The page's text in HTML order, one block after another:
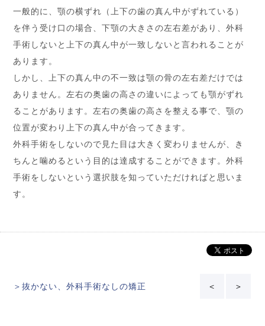
一般的に、顎の横ずれ（上下の歯の真ん中がずれている）
を伴う受け口の場合、下顎の大きさの左右差があり、外科
手術しないと上下の真ん中が一致しないと言われることが
あります。
しかし、上下の真ん中の不一致は顎の骨の左右差だけでは
ありません。左右の奥歯の高さの違いによっても顎がずれ
ることがあります。左右の奥歯の高さを整える事で、顎の
位置が変わり上下の真ん中が合ってきます。
外科手術をしないので見た目は大きく変わりませんが、き
ちんと噛めるという目的は達成することができます。外科
手術をしないという選択肢を知っていただければと思いま
す。
＞抜かない、外科手術なしの矯正 ＜ ＞